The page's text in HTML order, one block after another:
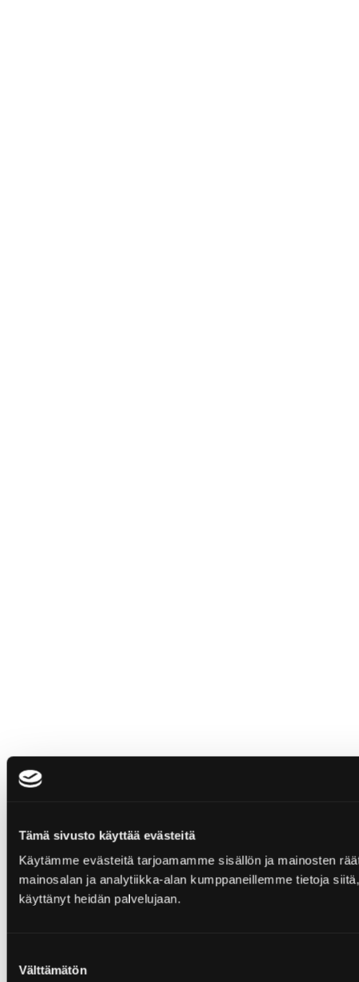
Tämä sivusto käyttää evästeitä
Käytämme evästeitä tarjoamamme sisällön ja mainosten
mainosalan ja analytiikka-alan kumppaneillemme tietoja
käyttänyt heidän palvelujaan.
valinta
Välttämätön